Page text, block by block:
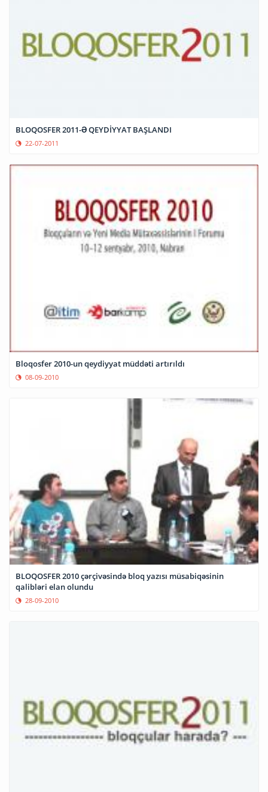
BLOQOSFER 2011-Ə QEYDİYYAT BAŞLANDI
22-07-2011
Bloqosfer 2010-un qeydiyyat müddəti artırıldı
08-09-2010
BLOQOSFER 2010 çərçivəsində bloq yazısı müsabiqəsinin
qalibləri elan olundu
28-09-2010